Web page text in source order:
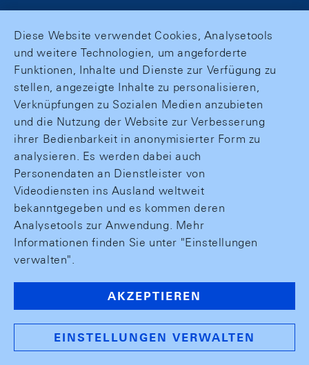
Diese Website verwendet Cookies, Analysetools
und weitere Technologien, um angeforderte
Funktionen, Inhalte und Dienste zur Verfügung zu
stellen, angezeigte Inhalte zu personalisieren,
Verknüpfungen zu Sozialen Medien anzubieten
und die Nutzung der Website zur Verbesserung
ihrer Bedienbarkeit in anonymisierter Form zu
analysieren. Es werden dabei auch
Personendaten an Dienstleister von
Videodiensten ins Ausland weltweit
bekanntgegeben und es kommen deren
Analysetools zur Anwendung. Mehr
Informationen finden Sie unter "Einstellungen
verwalten".
AKZEPTIEREN
EINSTELLUNGEN VERWALTEN